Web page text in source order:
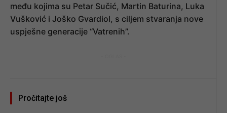
među kojima su Petar Sučić, Martin Baturina, Luka
Vušković i Joško Gvardiol, s ciljem stvaranja nove
uspješne generacije “Vatrenih”.
Pročitajte još